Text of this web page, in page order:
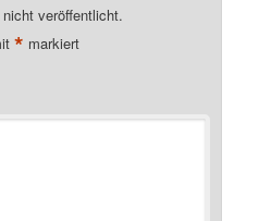
veröffentlicht.
* markiert